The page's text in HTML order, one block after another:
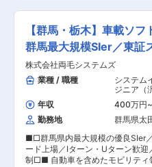
新（AWS化 ◇保険：契約管理、
業・公共 ◇公共自動車、航空、
済、医療、年金など ■開発環境 Java／C♯／
VB.NET／Python／PHP／AWS／
Oracle等 ■当ポジションの魅力 ・年齢や社歴、
学歴に関わらず成果に応じて昇給
で、リーダーやマネージャーへ
も可能です。マネジメント志向だ
を追求するプロフェッショナルコ
き、自身の志向に合わせたキャリ
す。 ・月1回の部門長との面談を
悩みや将来のキャリア、案件アサ
接相談できる環境です。COBOL
きます。 ・定型・非定型運用業
テム障害発生時の運用統制 ・社
ダーとの運用業務調整や品質改
務効率化に向けた運用ツール開発
視/RPA等） ・システム改修に伴
構築 ■職務の魅力： 以下のスキルを身に着ける
ことができる。 ・汎用性の高い
専門性、スキル ・大規模システ
・決済関連システムの基本構造と
社、他部門との対外調整スキル ■配属先組織の特
徴： ドコモのスマートライフ領域
ービスであるdカードのクレジッ
たなサービス提供のためのシステ
用を中心となって推進することを
たチャレンジングな組織です。 ■配属先組織の人
【群馬・栃木】車載ソ
群馬最大規模SIer／東証
考慮
株式会社両毛システムズ
業種 / 職種
システム
ジニア（
品・車載
年収 400万円~
勤務地
群馬県太
■□群馬県内最大規模の優良SIer
ード上場／Iターン・Uターン歓迎
制□■ 自動車を含めたモビリティ領域におけるソ